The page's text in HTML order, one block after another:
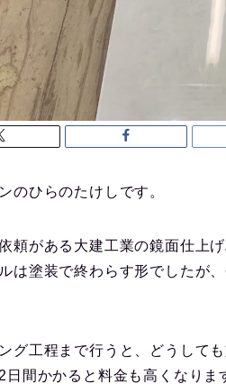
のひらのたけし です。
頼がある大建工業の鏡面仕上
は塗装で終わらす形でしたが
グ工程まで行うと、どうして
日間かかると料金も高くなり